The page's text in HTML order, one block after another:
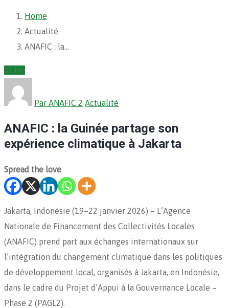
Home
Actualité
ANAFIC : la…
01 Jan
Par ANAFIC 2 Actualité
ANAFIC : la Guinée partage son
expérience climatique à Jakarta
Spread the love
Jakarta, Indonésie (19–22 janvier 2026) – L’Agence
Nationale de Financement des Collectivités Locales
(ANAFIC) prend part aux échanges internationaux sur
l’intégration du changement climatique dans les politiques
de développement local, organisés à Jakarta, en Indonésie,
dans le cadre du Projet d’Appui à la Gouvernance Locale –
Phase 2 (PAGL2).